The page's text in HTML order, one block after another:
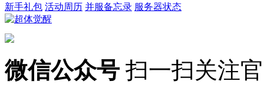
新手礼包 活动周历 并服备忘录 服务器状态
微信公众号 扫一扫关注